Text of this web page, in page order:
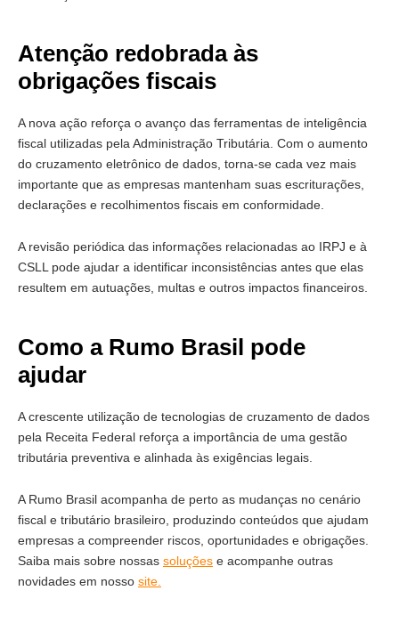
Atenção redobrada às
obrigações fiscais
A nova ação reforça o avanço das ferramentas de inteligência
fiscal utilizadas pela Administração Tributária. Com o aumento
do cruzamento eletrônico de dados, torna-se cada vez mais
importante que as empresas mantenham suas escriturações,
declarações e recolhimentos fiscais em conformidade.
A revisão periódica das informações relacionadas ao IRPJ e à
CSLL pode ajudar a identificar inconsistências antes que elas
resultem em autuações, multas e outros impactos financeiros.
Como a Rumo Brasil pode
ajudar
A crescente utilização de tecnologias de cruzamento de dados
pela Receita Federal reforça a importância de uma gestão
tributária preventiva e alinhada às exigências legais.
A Rumo Brasil acompanha de perto as mudanças no cenário
fiscal e tributário brasileiro, produzindo conteúdos que ajudam
empresas a compreender riscos, oportunidades e obrigações.
Saiba mais sobre nossas soluções e acompanhe outras
novidades em nosso site.